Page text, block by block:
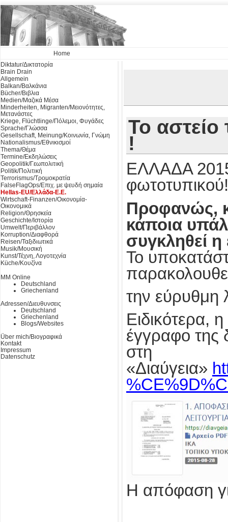
Home
Diktatur/Δικτατορία
Brain Drain
Allgemein
Balkan/Βαλκάνια
Bücher/Βιβλια
Medien/Μαζικά Μέσα
Minderheiten, Migranten/Μειονότητες,
Μετανάστες
Kriege, Flüchtlinge/Πόλεμοι, Φυγάδες
Sprache/Γλώσσα
Gesellschaft, Meinung/Κοινωνία, Γνώμη
Nationalismus/Εθνικισμοί
Thema/Θέμα
Termine/Εκδηλώσεις
Geopolitik/Γεωπολιτική
Politik/Πολιτική
Terrorismus/Τρομοκρατία
FalseFlagOps/Επιχ. με ψευδή σημαία
Hellas-EU/Ελλάδα-Ε.Ε.
Wirtschaft-Finanzen/Οικονομία-
Οικονομικά
Religion/Θρησκεία
Geschichte/Ιστορία
Umwelt/Περιβάλλον
Korruption/Διαφθορά
Reisen/Ταξιδιωτικά
Musik/Μουσική
Kunst/Τέχνη, Λογοτεχνία
Küche/Κουζίνα
MM Online
Deutschland
Griechenland
Adressen/Διευθυνσεις
Deutschland
Griechenland
Blogs/Websites
Über mich/Βιογραφικά
Kontakt
Impressum
Datenschutz
Το
!
ΕΛΛΑΔΑ
φωτοτυπικού!
Προφανώς,
κάποια
συγκληθεί
Το
την εύρυθμη
Ειδικότερα,
έγγραφο της
στη
«Διαύγεια»
Η απόφαση